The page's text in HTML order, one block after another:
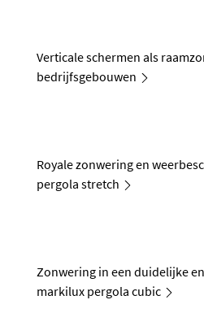
Verticale schermen als
bedrijfsgebouwen
Royale zonwering en
pergola stretch
Zonwering in een duidelijke
markilux pergola cubic